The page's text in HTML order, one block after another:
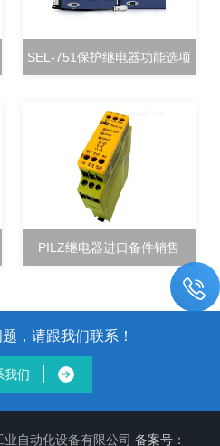
SEL-751保护继电器功能选项
PILZ继电器进口备件销售
，请跟我们联系！
我们
自动化设备有限公司 备案号：